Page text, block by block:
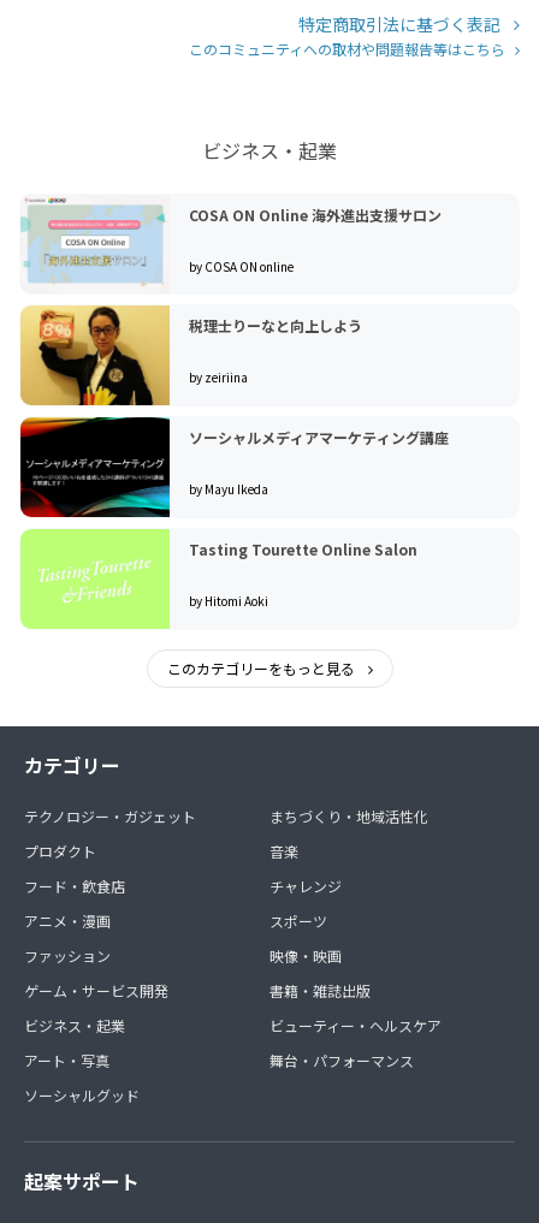
特定商取引法に基づく表記
このコミュニティへの取材や問題報告等はこちら
ビジネス・起業
COSA ON Online 海外進出支援サロン
by COSA ON online
税理士りーなと向上しよう
by zeiriina
ソーシャルメディアマーケティング講座
by Mayu Ikeda
Tasting Tourette Online Salon
by Hitomi Aoki
このカテゴリーをもっと見る
カテゴリー
テクノロジー・ガジェット
プロダクト
フード・飲食店
アニメ・漫画
ファッション
ゲーム・サービス開発
ビジネス・起業
アート・写真
ソーシャルグッド
まちづくり・地域活性化
音楽
チャレンジ
スポーツ
映像・映画
書籍・雑誌出版
ビューティー・ヘルスケア
舞台・パフォーマンス
起案サポート